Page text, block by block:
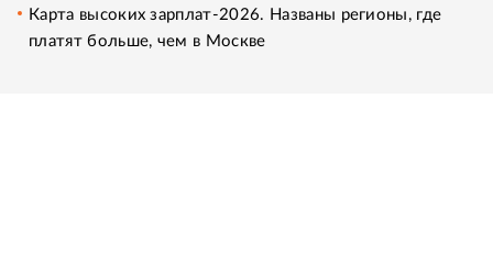
Карта высоких зарплат-2026. Названы регионы, где
платят больше, чем в Москве